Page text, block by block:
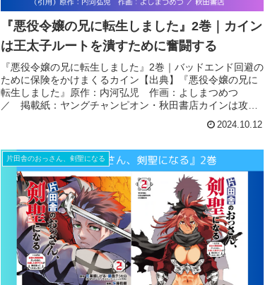
『悪役令嬢の兄に転生しました』2巻｜カイン
は王太子ルートを潰すために奮闘する
『悪役令嬢の兄に転生しました』2巻｜バッドエンド回避の
ために保険をかけまくるカイン【出典】『悪役令嬢の兄に
転生しました』原作：内河弘児 作画：よしまつめつ
／ 掲載紙：ヤングチャンピオン・秋田書店カインは攻略
2024.10.12
片田舎のおっさん、剣聖になる